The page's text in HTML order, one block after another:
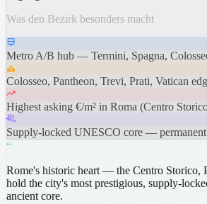
Was den Bezirk besonders macht
Metro A/B hub — Termini, Spagna,
Colosseo, Pantheon, Trevi, Prati, Vatican
Highest asking €/m² in Roma (Centro
Supply-locked UNESCO core — permanent
“
Rome's historic heart — the Centro Storico,
hold the city's most prestigious, supply-
ancient core.